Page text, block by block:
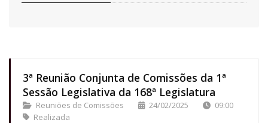
3ª Reunião Conjunta de Comissões da 1ª
Sessão Legislativa da 168ª Legislatura
Reuniões de Comissões 24/02/2025
09:00
Realizada